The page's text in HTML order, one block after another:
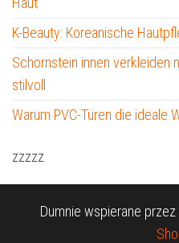
K-Beauty: Koreanische
Schornstein innen verkleiden
stilvoll
Warum PVC-Türen die ideale
zzzzz
Dumnie wspierane przez